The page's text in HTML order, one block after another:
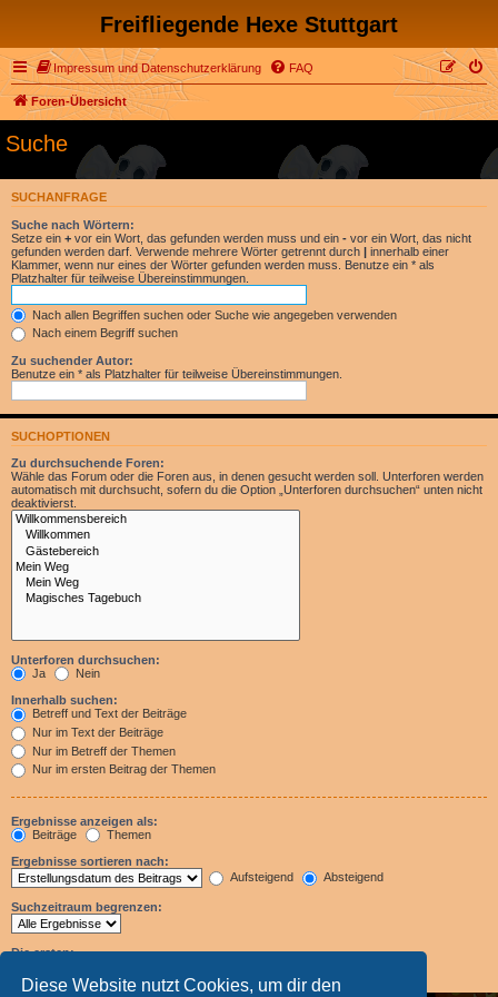
Diese Website nutzt Cookies, um dir den
Freifliegende Hexe Stuttgart
Impressum und Datenschutzerklärung FAQ
Foren-Übersicht
Suche
SUCHANFRAGE
Suche nach Wörtern:
Setze ein + vor ein Wort, das gefunden werden muss und ein - vor ein Wort, das nicht
gefunden werden darf. Verwende mehrere Wörter getrennt durch | innerhalb einer
Klammer, wenn nur eines der Wörter gefunden werden muss. Benutze ein * als
Platzhalter für teilweise Übereinstimmungen.
Nach allen Begriffen suchen oder Suche wie angegeben verwenden
Nach einem Begriff suchen
Zu suchender Autor:
Benutze ein * als Platzhalter für teilweise Übereinstimmungen.
SUCHOPTIONEN
Zu durchsuchende Foren:
Wähle das Forum oder die Foren aus, in denen gesucht werden soll. Unterforen werden
automatisch mit durchsucht, sofern du die Option „Unterforen durchsuchen“ unten nicht
deaktivierst.
Unterforen durchsuchen:
Ja
Nein
Innerhalb suchen:
Betreff und Text der Beiträge
Nur im Text der Beiträge
Nur im Betreff der Themen
Nur im ersten Beitrag der Themen
Ergebnisse anzeigen als:
Beiträge
Themen
Ergebnisse sortieren nach:
Aufsteigend
Absteigend
Suchzeitraum begrenzen:
Die ersten: